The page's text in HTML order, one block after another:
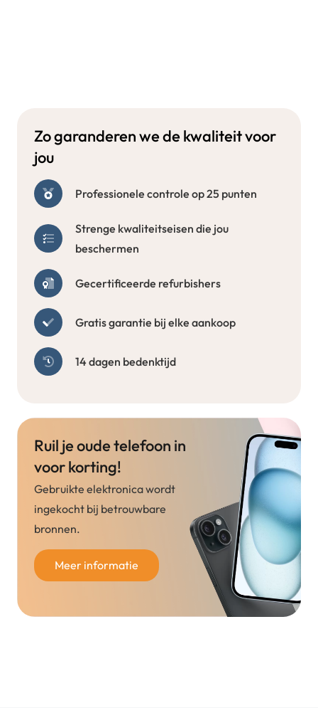
Zo garanderen we de kwaliteit voor
jou
Professionele controle op 25 punten
Strenge kwaliteitseisen die jou
beschermen
Gecertificeerde refurbishers
Gratis garantie bij elke aankoop
14 dagen bedenktijd
Ruil je oude telefoon in
voor korting!
Gebruikte elektronica wordt
ingekocht bij betrouwbare
bronnen.
Meer informatie